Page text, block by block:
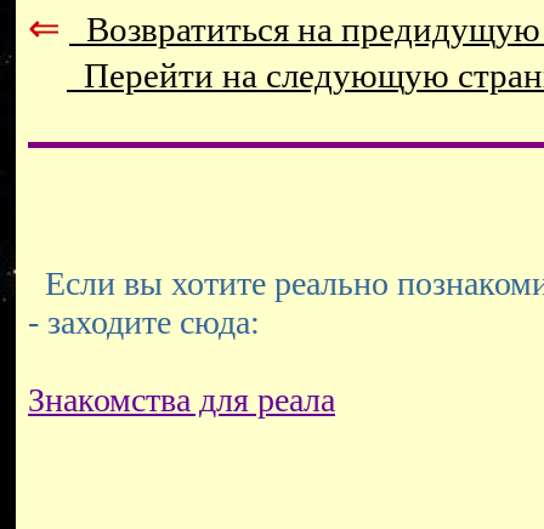
⇐
Возвратиться на
Перейти на следующую
Если вы хотите реально
- заходите сюда:
Знакомства для реала